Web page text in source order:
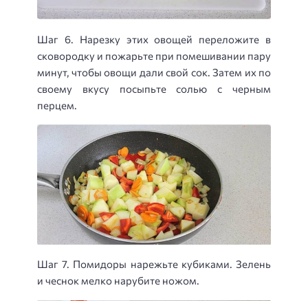
Шаг 6. Нарезку этих овощей переложите в
сковородку и пожарьте при помешивании пару
минут, чтобы овощи дали свой сок. Затем их по
своему вкусу посыпьте солью с черным
перцем.
Шаг 7. Помидоры нарежьте кубиками. Зелень
и чеснок мелко нарубите ножом.